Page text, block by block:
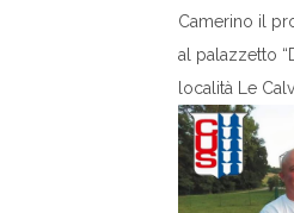
Camerino il
al palazzetto
località Le